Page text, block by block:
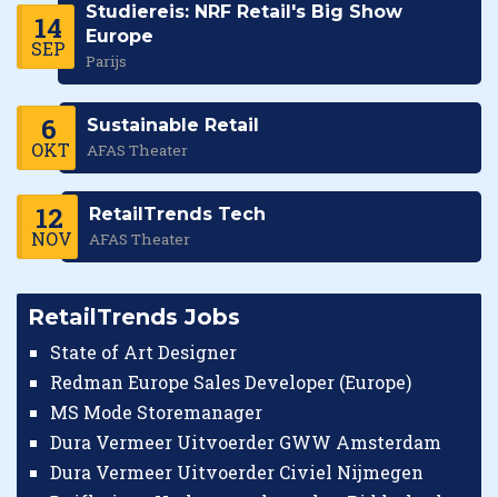
14
SEP
Studiereis: NRF Retail's Big Show
Europe
Parijs
6
OKT
Sustainable Retail
AFAS Theater
12
NOV
RetailTrends Tech
AFAS Theater
RetailTrends Jobs
State of Art Designer
Redman Europe Sales Developer (Europe)
MS Mode Storemanager
Dura Vermeer Uitvoerder GWW Amsterdam
Dura Vermeer Uitvoerder Civiel Nijmegen